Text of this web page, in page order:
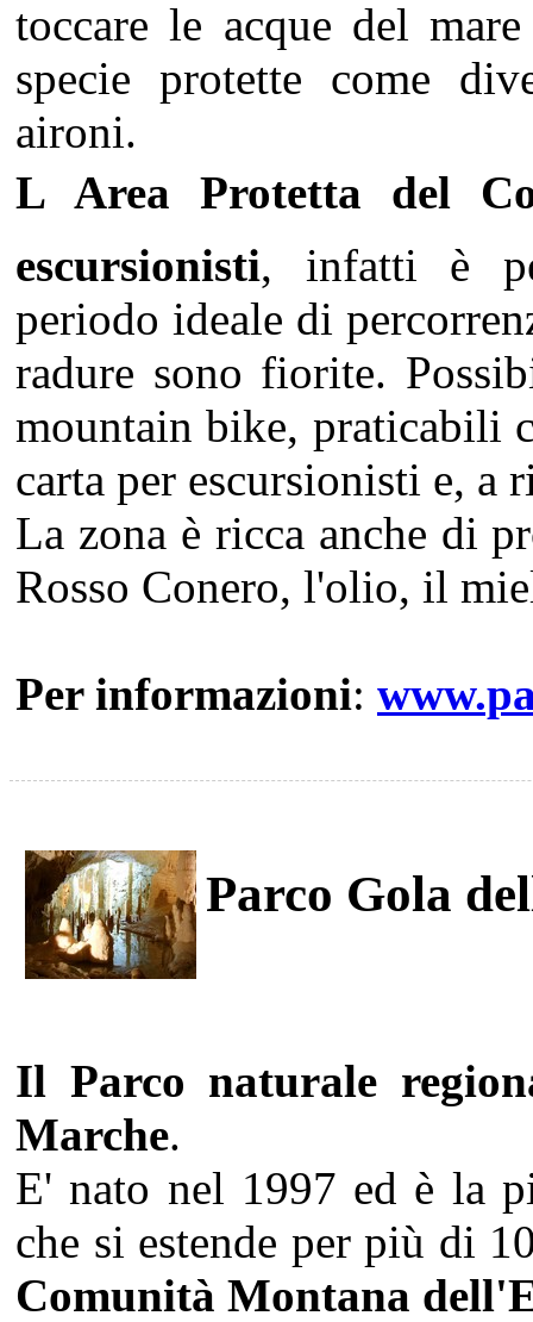
toccare le acque del
specie protette come
aironi.
L Area Protetta del
escursionisti, infatti è
periodo ideale di
radure sono fiorite.
mountain bike, praticabili
carta per escursionisti e, a
La zona è ricca anche di
Rosso Conero, l'olio, il
Per informazioni:
Parco Gola
Il Parco naturale
Marche.
E' nato nel 1997 ed è la
che si estende per più di
Comunità Montana